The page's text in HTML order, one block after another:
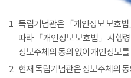
1 독립기념관은 「개인정보 보호법
따라 「개인정보 보호법」 시행
정보주체의 동의 없이 개인정보
2 현재 독립기념관은 정보주체의